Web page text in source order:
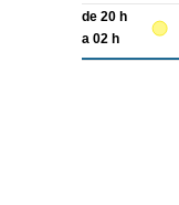
de 20 h
a 02 h